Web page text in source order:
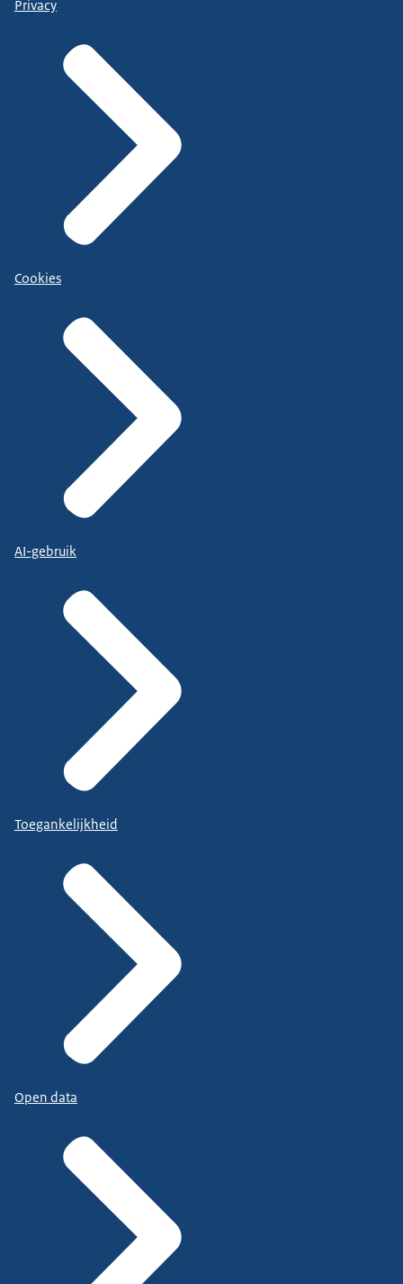
Privacy
Cookies
AI-gebruik
Toegankelijkheid
Open data